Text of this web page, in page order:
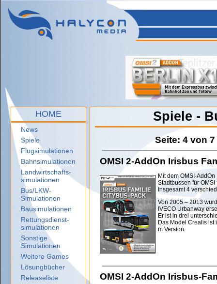
HOME
News
Spiele
Flugsimulationen
Bahnsimulationen
Landwirtschafts-
simulationen
Bus/LKW-
Simulationen
Bausimulationen
Rettungsdienst-
simulationen
Sonstige
Simulationen
Weitere Games
Lösungbücher
Releaseliste
Spiele -
Seite: 4 von 7
OMSI 2-AddOn Irisbus
Mit dem OMSI-
Stadtbussen für OMSI
Insgesamt 4
Von 2005 – 2013
IVECO Urbanway
Er ist in drei
Das Model Crealis
m Version.
OMSI 2-AddOn Irisbus-